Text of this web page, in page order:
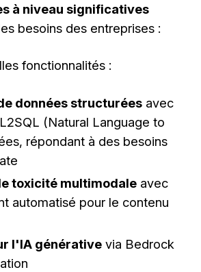
à niveau significatives
besoins des entreprises :
fonctionnalités :
données structuréesavec
(Natural Language to
répondant à des besoins
toxicité multimodaleavec
automatisé pour le contenu
l'IA générativevia Bedrock